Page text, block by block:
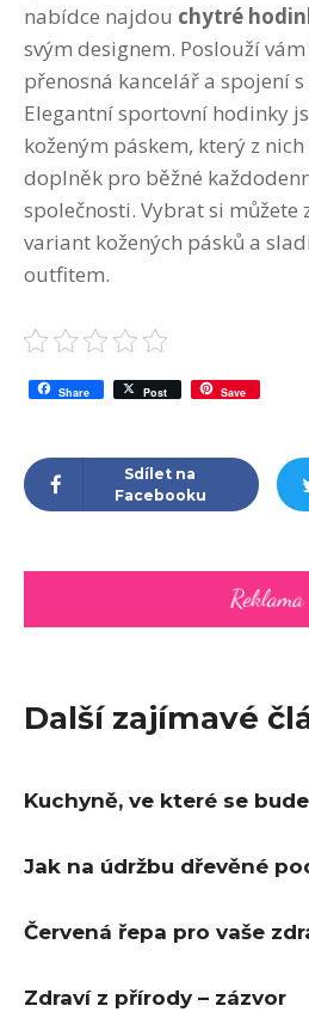
nabídce najdou chytré
svým designem. Poslouží
přenosná kancelář a spojení
Elegantní sportovní hodinky
koženým páskem, který z
doplněk pro běžné
společnosti. Vybrat si můžete
variant kožených pásků a
outfitem.
Share Post Save
Sdílet na
Facebooku
Další zajímavé
Kuchyně, ve které se
Jak na údržbu dřevěné
Červená řepa pro vaše
Zdraví z přírody – zázvor